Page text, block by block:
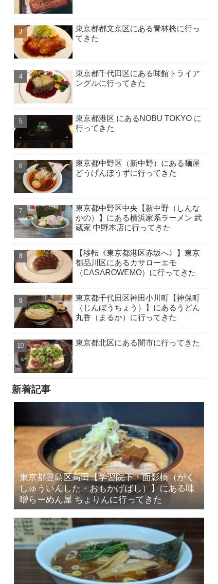
東京都都文京区にある青林檎に行っ
てきた
東京都千代田区にある味館トライア
ングルに行ってきた
東京都港区 にあるNOBU TOKYO に
行ってきた
東京都中野区（新中野）にある麺屋
どうげんぼうずに行ってきた
東京都中野区中央【新中野（しんな
かの）】にある横浜家系ラーメン 武
蔵家 中野本店に行ってきた
【移転《東京都港区赤坂へ》】東京
都品川区にあるカサローエモ
（CASAROWEMO）に行ってきた
東京都千代田区神田小川町【神保町
（じんぼうちょう）】にあるうどん
丸香（まるか）に行ってきた
東京都北区にある闇市に行ってきた
新着記事
東京都豊島区高田【学習院下・面影橋（がく
しゅういんした・おもかげばし）】にある味
噌らーめん屋 ちょりんに行ってきた